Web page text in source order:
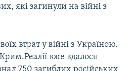
які загинули на війні з
втрат у війні з Україною.
вже вдалося